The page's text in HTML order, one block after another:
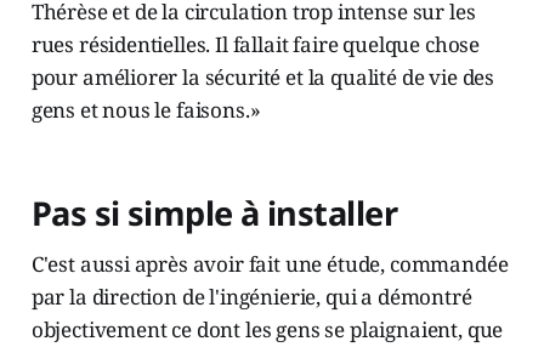
Thérèse et de la circulation trop intense sur les
rues résidentielles. Il fallait faire quelque chose
pour améliorer la sécurité et la qualité de vie des
gens et nous le faisons.»
Pas si simple à installer
C'est aussi après avoir fait une étude, commandée
par la direction de l'ingénierie, qui a démontré
objectivement ce dont les gens se plaignaient, que